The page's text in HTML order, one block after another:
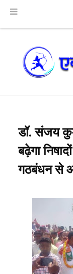
डॉ. संजय
बढ़ेगा
गठबंधन से